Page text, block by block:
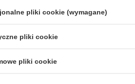
pliki cookie (wymagane)
pliki cookie
pliki cookie